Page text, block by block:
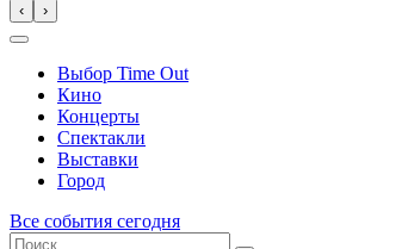
‹ ›
Выбор Time Out
Кино
Концерты
Спектакли
Выставки
Город
Все события сегодня